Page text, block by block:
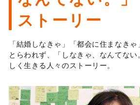
ストーリー
「結婚しなきゃ」「都会に住まなき
とらわれず、「しなきゃ、なんてない
しく生きる人々のストーリー。